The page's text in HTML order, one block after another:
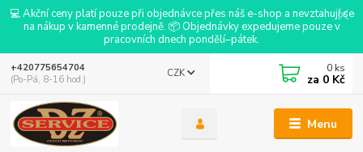
💻 Akční ceny platí pouze při objednávce přes náš e-shop a nevztahují se
na nákup v kamenné prodejně. 📦 Objednávky expedujeme pouze v
pracovních dnech pondělí–pátek.
Menu
CZK
+420775654704
(Po-Pá, 8-16 hod.)
0 ks
za 0 Kč